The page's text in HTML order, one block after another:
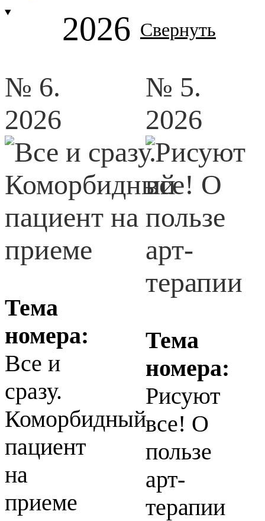
2026 Свернуть
№ 6.
2026
Тема
номера:
Все и
сразу.
Коморбидный
пациент
на
приеме
№ 5.
2026
Тема
номера:
Рисуют
все! О
пользе
арт-
терапии